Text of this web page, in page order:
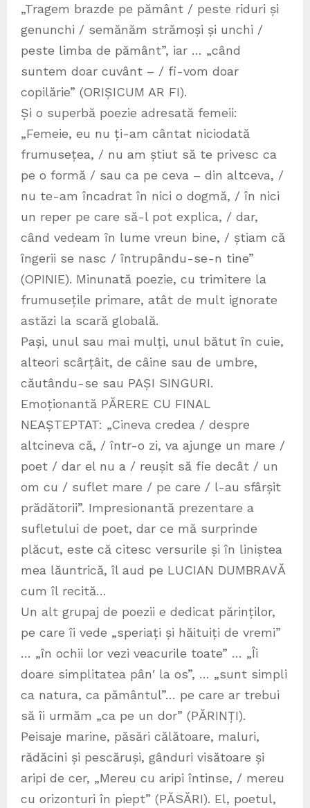
„Tragem brazde pe pământ / peste riduri și
genunchi / semănăm strămoși și unchi /
peste limba de pământ”, iar … „când
suntem doar cuvânt – / fi-vom doar
copilărie” (ORIȘICUM AR FI).
Și o superbă poezie adresată femeii:
„Femeie, eu nu ți-am cântat niciodată
frumusețea, / nu am știut să te privesc ca
pe o formă / sau ca pe ceva – din altceva, /
nu te-am încadrat în nici o dogmă, / în nici
un reper pe care să-l pot explica, / dar,
când vedeam în lume vreun bine, / știam că
îngerii se nasc / întrupându-se-n tine”
(OPINIE). Minunată poezie, cu trimitere la
frumusețile primare, atât de mult ignorate
astăzi la scară globală.
Pași, unul sau mai mulți, unul bătut în cuie,
alteori scârțâit, de câine sau de umbre,
căutându-se sau PAȘI SINGURI.
Emoționantă PĂRERE CU FINAL
NEAȘTEPTAT: „Cineva credea / despre
altcineva că, / într-o zi, va ajunge un mare /
poet / dar el nu a / reușit să fie decât / un
om cu / suflet mare / pe care / l-au sfârșit
prădătorii”. Impresionantă prezentare a
sufletului de poet, dar ce mă surprinde
plăcut, este că citesc versurile și în liniștea
mea lăuntrică, îl aud pe LUCIAN DUMBRAVĂ
cum îl recită…
Un alt grupaj de poezii e dedicat părinților,
pe care îi vede „speriați și hăituiți de vremi”
… „în ochii lor vezi veacurile toate” … „Îi
doare simplitatea pân′ la os”, … „sunt simpli
ca natura, ca pământul”… pe care ar trebui
să îi urmăm „ca pe un dor” (PĂRINȚI).
Peisaje marine, păsări călătoare, maluri,
rădăcini și pescăruși, gânduri visătoare și
aripi de cer, „Mereu cu aripi întinse, / mereu
cu orizonturi în piept” (PĂSĂRI). El, poetul,